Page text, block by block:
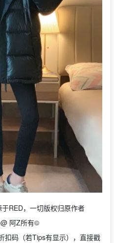
RED，一切版权归原作者
阿Z所有©
扣码（若Tips有显示），直接戳